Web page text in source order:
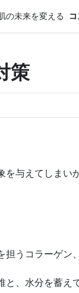
の未来を変える
策
与えてしまい
うコラーゲ
、水分を蓄